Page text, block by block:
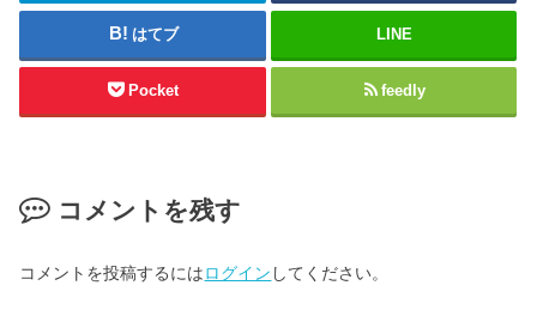
はてブ LINE
Pocket feedly
コメントを残す
コメントを投稿するにはログイン してください。